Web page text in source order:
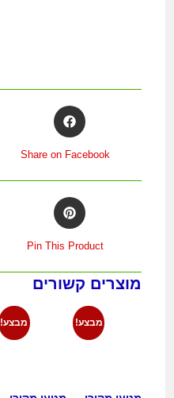
Share on Facebook
Pin This Product
מוצרים קשורים
מבצע! מבצע!